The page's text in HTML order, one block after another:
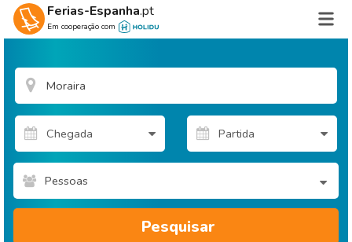
Ferias-Espanha.pt
Em cooperação com
Pessoas
Pesquisar